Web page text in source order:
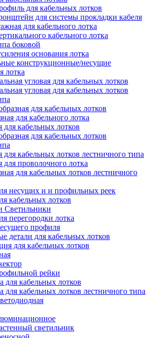
для кабельных лотков
для системы прокладки кабеля
для кабельного лотка
кабельного лотка
боковой
основания лотка
конструкционные/несущие
лотка
угловая для кабельных лотков
угловая для кабельных лотков
для кабельных лотков
для кабельного лотка
для кабельных лотков
для кабельных лотков
для кабельных лотков лестничного типа
для проволочного лотка
для кабельных лотков лестничного
несущих и и профильных реек
кабельных лотков
Светильники
перегородки лотка
профиля
детали для кабельных лотков
для кабельных лотков
рейки
для кабельных лотков
для кабельных лотков лестничного типа
светильник